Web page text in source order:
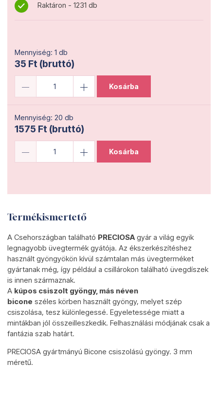
Raktáron - 1231 db
Mennyiség: 1 db
35 Ft (bruttó)
Kosárba
Mennyiség: 20 db
1575 Ft (bruttó)
Kosárba
Termékismertető
A Csehországban található PRECIOSAgyár a világ egyik
legnagyobb üvegtermék gyátója. Az ékszerkészítéshez
használt gyöngyökön kívül számtalan más üvegterméket
gyártanak még, így például a csillárokon található üvegdíszek
is innen származnak.
A kúpos csiszolt gyöngy, más néven
bicone széles körben használt gyöngy, melyet szép
csiszolása, tesz különlegessé. Egyeletessége miatt a
mintákban jól összeilleszkedik. Felhasználási módjának csak a
fantázia szab határt.
PRECIOSA gyártmányú Bicone csiszolású gyöngy. 3 mm
méretű.